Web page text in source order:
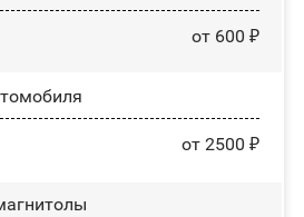
от 600 ₽
от 2500 ₽